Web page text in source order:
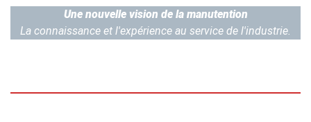
Une nouvelle vision de la manutention
La connaissance et l'expérience au service de l'industrie.